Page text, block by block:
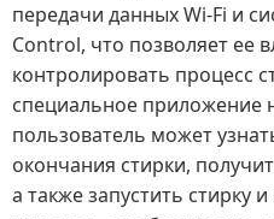
передачи данных Wi-Fi и
Сontrol, что позволяет ее
контролировать процесс
специальное приложение
пользователь может
окончания стирки,
а также запустить стирку